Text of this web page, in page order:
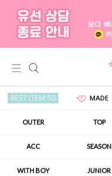
BEST ITEM 50 MADE
OUTER TOP
ACC SEASON
WITH BOY JUNIOR